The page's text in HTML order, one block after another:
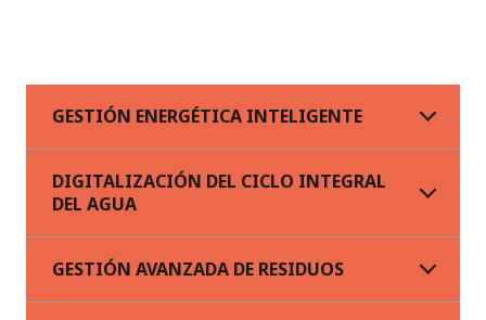
GESTIÓN ENERGÉTICA INTELIGENTE
DIGITALIZACIÓN DEL CICLO INTEGRAL
DEL AGUA
GESTIÓN AVANZADA DE RESIDUOS